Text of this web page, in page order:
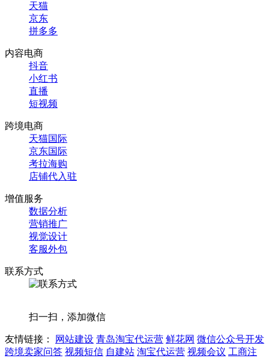
天猫
京东
拼多多
内容电商
抖音
小红书
直播
短视频
跨境电商
天猫国际
京东国际
考拉海购
店铺代入驻
增值服务
数据分析
营销推广
视觉设计
客服外包
联系方式
扫一扫，添加微信
友情链接： 网站建设 青岛淘宝代运营 鲜花网 微信公众号开发
跨境卖家问答 视频短信 自建站 淘宝代运营 视频会议 工商注